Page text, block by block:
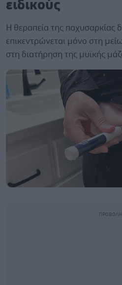
ειδικούς
Η θεραπεία της παχυσαρκίας
επικεντρώνεται μόνο στη
στη διατήρηση της μυϊκής